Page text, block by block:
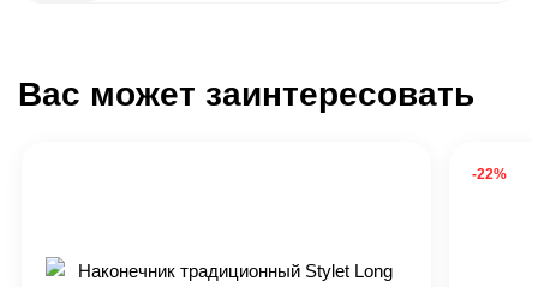
Вас может заинтересовать
-22%